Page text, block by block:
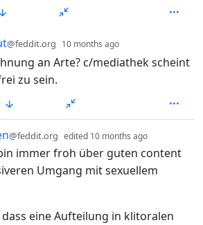
@feddit.org 10 months ago
an Arte? c/mediathek scheint
zu sein.
@feddit.org edited 10 months ago
immer froh über guten content
Umgang mit sexuellem
eine Aufteilung in klitoralen